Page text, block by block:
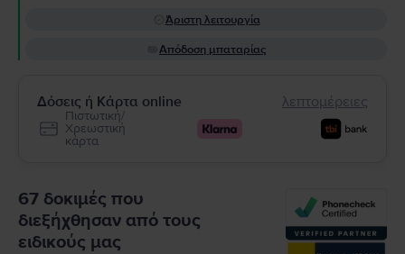
Άριστη λειτουργία
Απόδοση μπαταρίας
Δόσεις ή Κάρτα online λεπτομέρειες
Πιστωτική/
Χρεωστική
κάρτα
67 δοκιμές που
διεξήχθησαν από τους
ειδικούς μας